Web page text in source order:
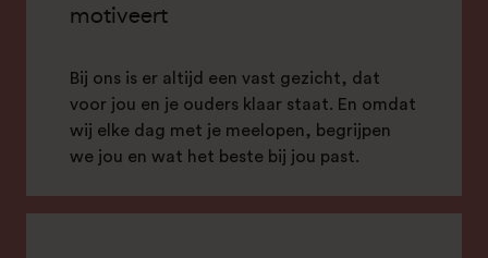
motiveert
Bij ons is er altijd een vast gezicht, dat
voor jou en je ouders klaar staat. En omdat
wij elke dag met je meelopen, begrijpen
we jou en wat het beste bij jou past.